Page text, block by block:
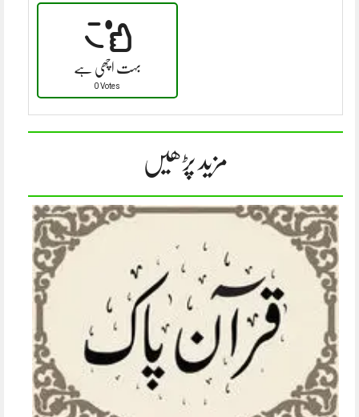
بہت اچھی ہے
0 Votes
مزید پڑھیں